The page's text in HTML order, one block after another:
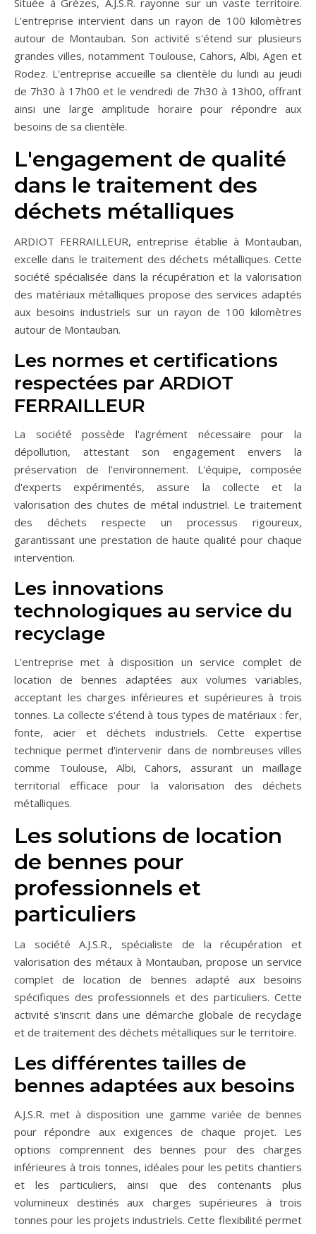
L'entreprise intervient dans un rayon de 100 kilomètres
autour de Montauban. Son activité s'étend sur plusieurs
grandes villes, notamment Toulouse, Cahors, Albi, Agen et
Rodez. L'entreprise accueille sa clientèle du lundi au jeudi
de 7h30 à 17h00 et le vendredi de 7h30 à 13h00, offrant
ainsi une large amplitude horaire pour répondre aux
besoins de sa clientèle.
L'engagement de qualité
dans le traitement des
déchets métalliques
ARDIOT FERRAILLEUR, entreprise établie à Montauban,
excelle dans le traitement des déchets métalliques. Cette
société spécialisée dans la récupération et la valorisation
des matériaux métalliques propose des services adaptés
aux besoins industriels sur un rayon de 100 kilomètres
autour de Montauban.
Les normes et certifications
respectées par ARDIOT
FERRAILLEUR
La société possède l'agrément nécessaire pour la
dépollution, attestant son engagement envers la
préservation de l'environnement. L'équipe, composée
d'experts expérimentés, assure la collecte et la
valorisation des chutes de métal industriel. Le traitement
des déchets respecte un processus rigoureux,
garantissant une prestation de haute qualité pour chaque
intervention.
Les innovations
technologiques au service du
recyclage
L'entreprise met à disposition un service complet de
location de bennes adaptées aux volumes variables,
acceptant les charges inférieures et supérieures à trois
tonnes. La collecte s'étend à tous types de matériaux : fer,
fonte, acier et déchets industriels. Cette expertise
technique permet d'intervenir dans de nombreuses villes
comme Toulouse, Albi, Cahors, assurant un maillage
territorial efficace pour la valorisation des déchets
métalliques.
Les solutions de location
de bennes pour
professionnels et
particuliers
La société A.J.S.R., spécialiste de la récupération et
valorisation des métaux à Montauban, propose un service
complet de location de bennes adapté aux besoins
spécifiques des professionnels et des particuliers. Cette
activité s'inscrit dans une démarche globale de recyclage
et de traitement des déchets métalliques sur le territoire.
Les différentes tailles de
bennes adaptées aux besoins
A.J.S.R. met à disposition une gamme variée de bennes
pour répondre aux exigences de chaque projet. Les
options comprennent des bennes pour des charges
inférieures à trois tonnes, idéales pour les petits chantiers
et les particuliers, ainsi que des contenants plus
volumineux destinés aux charges supérieures à trois
tonnes pour les projets industriels. Cette flexibilité permet